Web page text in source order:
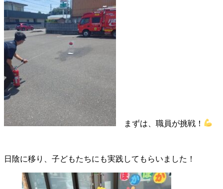
まずは、職員が挑戦！
日陰に移り、子どもたちにも実践してもらいました！